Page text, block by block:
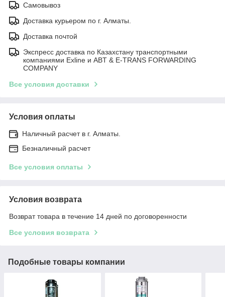
Самовывоз
Доставка курьером по г. Алматы.
Доставка почтой
Экспресс доставка по Казахстану транспортными
компаниями Exline и ABT & E-TRANS FORWARDING
COMPANY
Все условия доставки
Условия оплаты
Наличный расчет в г. Алматы.
Безналичный расчет
Все условия оплаты
Условия возврата
Возврат товара в течение 14 дней по договоренности
Все условия возврата
Подобные товары компании